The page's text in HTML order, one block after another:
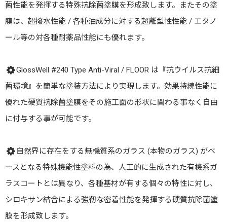
菌性能を発揮する特殊抗除菌塗膜を形成致します。またその塗
膜は、超撥水性能 / 各種油成分に対する超離型性性能 / エタノ
ール等の対各種耐薬品性能にも優れます。
GlossWell #240 Type Anti-Viral / FLOOR は『抗ウイルス抗細
菌環境』を簡単な塗装方法により実現します。効果持続性能に
優れた硬質抗除菌塗膜をその施工面の形状に関わる事なく自由
に付与する事が可能です。
自然界に存在をする無機質系のガラス (本物のガラス) がベ
ースとなる特殊機能性塗料の為、人工的に生成された有機系ガ
ラスコートとは異なり、各種基材が有する個々の特性に対し、
シロキサン結合による強靭な密着性能を発揮する硬質抗除菌塗
膜を形成致します。